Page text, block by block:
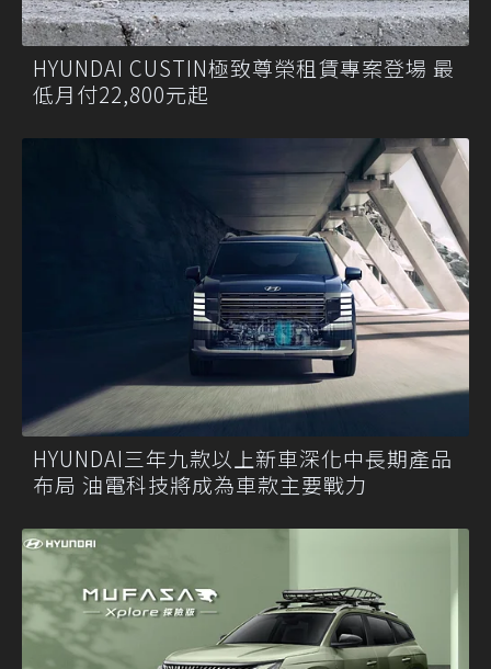
HYUNDAI CUSTIN極致尊榮租賃專案登場 最
低月付22,800元起
HYUNDAI三年九款以上新車深化中長期產品
布局 油電科技將成為車款主要戰力